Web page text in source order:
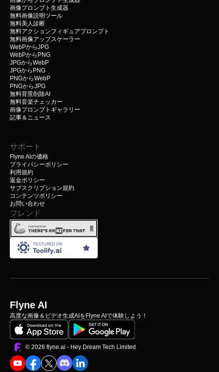
画像プロンプト生成器
無料画像説明ツール
無料美人診断
無料アクションフィギュアプロンプト
無料画像アップスケーラー
WebPからJPG
WebPからPNG
JPGからWebP
JPGからPNG
PNGからWebP
PNGからJPG
無料背景削除AI
無料音楽チェッカー
画像プロンプトギャラリー
記事＆ニュース
サポート
Flyne AIの価格
プライバシーポリシー
利用規約
返金ポリシー
サブスクリプション規約
コンテンツポリシー
お問い合わせ
フレンド
Flyne AI
高度な画像＆ビデオ生成AIをFlyne AIで体験しよう！
©️ 2026 flyne.ai - Hey Dream Tech Limited